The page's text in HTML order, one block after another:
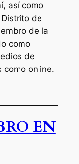
, así como
de
de la
como
de
como online.
EN